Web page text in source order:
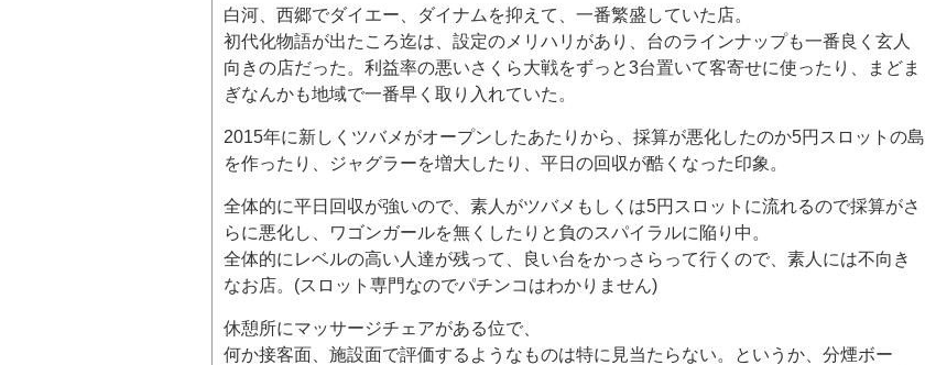
白河、西郷でダイエー、ダイナムを抑えて、一番繁盛していた店。
初代化物語が出たころ迄は、設定のメリハリがあり、台のラインナップも一番良く玄人
向きの店だった。利益率の悪いさくら大戦をずっと3台置いて客寄せに使ったり、まどま
ぎなんかも地域で一番早く取り入れていた。
2015年に新しくツバメがオープンしたあたりから、採算が悪化したのか5円スロットの島
を作ったり、ジャグラーを増大したり、平日の回収が酷くなった印象。
全体的に平日回収が強いので、素人がツバメもしくは5円スロットに流れるので採算がさ
らに悪化し、ワゴンガールを無くしたりと負のスパイラルに陥り中。
全体的にレベルの高い人達が残って、良い台をかっさらって行くので、素人には不向き
なお店。(スロット専門なのでパチンコはわかりません)
休憩所にマッサージチェアがある位で、
何か接客面、施設面で評価するようなものは特に見当たらない。というか、分煙ボー